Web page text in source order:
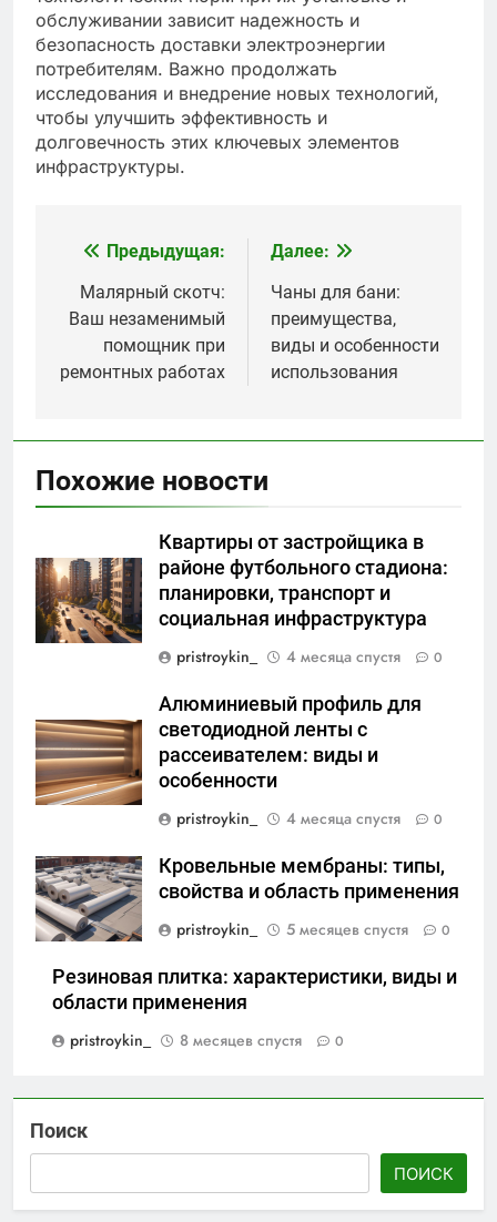
обслуживании зависит надежность и
безопасность доставки электроэнергии
потребителям. Важно продолжать
исследования и внедрение новых технологий,
чтобы улучшить эффективность и
долговечность этих ключевых элементов
инфраструктуры.
Навигация
по
записям
Предыдущая:
Малярный скотч:
Ваш незаменимый
помощник при
ремонтных работах
Далее:
Чаны для бани:
преимущества,
виды и особенности
использования
Похожие новости
Квартиры от застройщика в
районе футбольного стадиона:
планировки, транспорт и
социальная инфраструктура
pristroykin_
4 месяца спустя 0
Алюминиевый профиль для
светодиодной ленты с
рассеивателем: виды и
особенности
pristroykin_
4 месяца спустя 0
Кровельные мембраны: типы,
свойства и область применения
pristroykin_
5 месяцев спустя 0
Резиновая плитка: характеристики, виды и
области применения
pristroykin_
8 месяцев спустя 0
Поиск
ПОИСК